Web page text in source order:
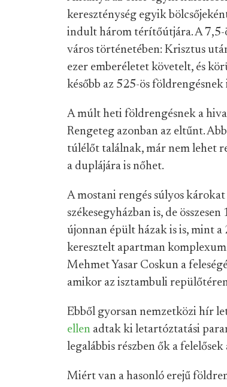
kereszténység egyik
indult három térítőútjára. A 7,5-
város történetében: Krisztus
ezer emberéletet követelt, és
később az 525-ös földrengésnek
A múlt heti földrengésnek a
Rengeteg azonban az eltűnt.
túlélőt találnak, már nem lehet
a duplájára is nőhet.
A mostani rengés súlyos
székesegyházban is, de
újonnan épült házak is is, mint a
keresztelt apartman
Mehmet Yasar Coskun a
amikor az isztambuli
Ebből gyorsan nemzetközi hír
ellen adtak ki letartóztatási
legalábbis részben ők a
Miért van a hasonló erejű